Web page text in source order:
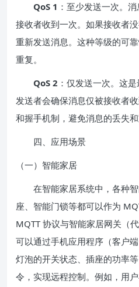
QoS 1 ：至少发送一次。
接收者收到一次。如果接收者
重新发送消息。这种等级的可
重复。
QoS 2 ：仅发送一次。这
发送者会确保消息仅被接收者
和握手机制，避免消息的丢失和
四、应用场景
（一）智能家居
在智能家居系统中，各种智
座、智能门锁等都可以作为
MQTT 协议与智能家居网关（
可以通过手机应用程序（客户
灯泡的开关状态、插座的功率
令，实现远程控制。例如，用